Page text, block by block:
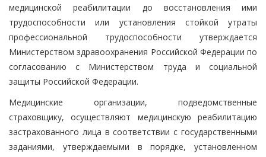
медицинской реабилитации до восстановления ими
трудоспособности или установления стойкой утраты
профессиональной трудоспособности утверждается
Министерством здравоохранения Российской Федерации по
согласованию с Министерством труда и социальной
защиты Российской Федерации.
Медицинские организации, подведомственные
страховщику, осуществляют медицинскую реабилитацию
застрахованного лица в соответствии с государственными
заданиями, утверждаемыми в порядке, установленном